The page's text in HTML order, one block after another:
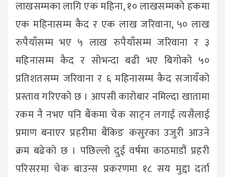
लाखसम्मका लागि एक महिना, १० लाखसम्मको हकमा
एक महिनासम्म कैद र एक लाख जरिवाना, ५० लाख
रुपैयाँसम्म भए ५ लाख रुपैयाँसम्म जरिवाना र ३
महिनासम्म कैद र सोभन्दा बढी भए बिगोको ५०
प्रतिशतसम्म जरिवाना र ६ महिनासम्म कैद सजायँको
प्रस्ताव गरिएको छ । आपसी कारोबार नमिल्दा खातामा
रकम नै नभए पनि बैंकमा चेक साट्न लगाई त्यसैलाई
प्रमाण बनाएर प्रहरीमा बैंकिङ कसुरका उजुरी आउने
क्रम बढेको छ । पछिल्लो दुई वर्षमा काठमाडौं प्रहरी
परिसरमा चेक बाउन्स प्रकरणमा १८ सय मुद्दा दर्ता